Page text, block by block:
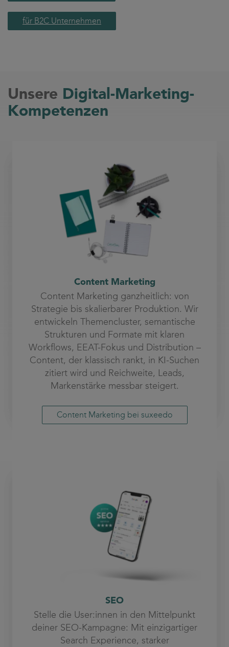
für B2C Unternehmen
Unsere Digital-Marketing-
Kompetenzen
Content Marketing
Content Marketing ganzheitlich: von
Strategie bis skalierbarer Produktion. Wir
entwickeln Themencluster, semantische
Strukturen und Formate mit klaren
Workflows, EEAT-Fokus und Distribution –
Content, der klassisch rankt, in KI-Suchen
zitiert wird und Reichweite, Leads,
Markenstärke messbar steigert.
Content Marketing bei suxeedo
SEO
Stelle die User:innen in den Mittelpunkt
deiner SEO-Kampagne: Mit einzigartiger
Search Experience, starker